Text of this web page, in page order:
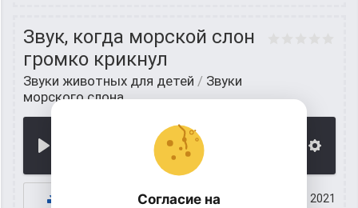
Звук, когда морской слон
громко крикнул
Звуки животных для детей / Звуки
морского слона
К СКАЧИВАНИЮ 20 июнь 2021
Согласие на